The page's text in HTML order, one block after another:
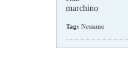
marchino
Tag: Nessuno